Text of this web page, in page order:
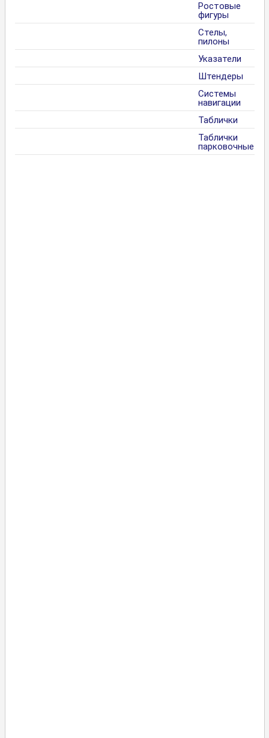
Ростовые
фигуры
Стелы,
пилоны
Указатели
Штендеры
Системы
навигации
Таблички
Таблички
парковочные